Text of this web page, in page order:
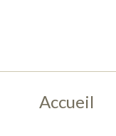
Accueil